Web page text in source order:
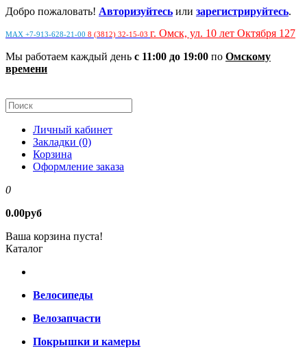
Добро пожаловать! Авторизуйтесь или зарегистрируйтесь.
MAX +7-913-628-21-00 8 (3812) 32-15-03 г. Омск, ул. 10 лет Октября 127
Мы работаем каждый день с 11:00 до 19:00 по Омскому
времени
Личный кабинет
Закладки (0)
Корзина
Оформление заказа
0
0.00руб
Ваша корзина пуста!
Каталог
Велосипеды
Велозапчасти
Покрышки и камеры